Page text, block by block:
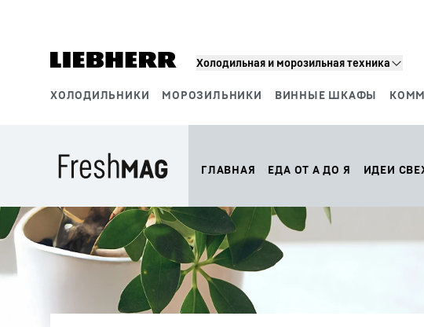
Холодильная и морозильная техника
ХОЛОДИЛЬНИКИ МОРОЗИЛЬНИКИ ВИННЫЕ ШКАФЫ
ГЛАВНАЯ ЕДА ОТ А ДО Я ИДЕИ